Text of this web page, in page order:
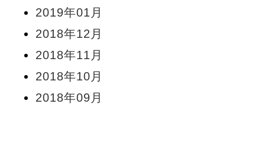
2019年01月
2018年12月
2018年11月
2018年10月
2018年09月